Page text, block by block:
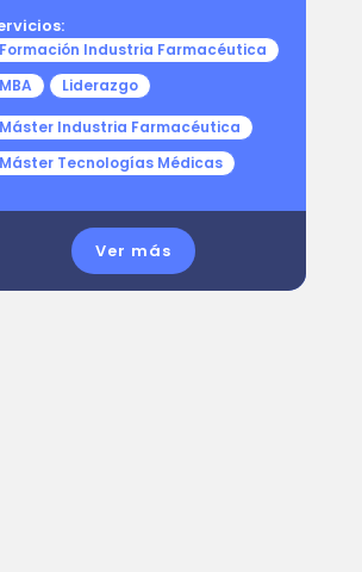
Formación Industria Farmacéutica
MBA
Liderazgo
Máster Industria Farmacéutica
Máster Tecnologías Médicas
Ver más